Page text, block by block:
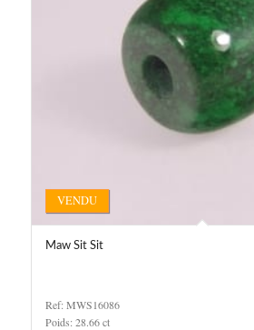
Maw Sit Sit
VENDU
Ref: MWS16086
Poids: 28.66 ct